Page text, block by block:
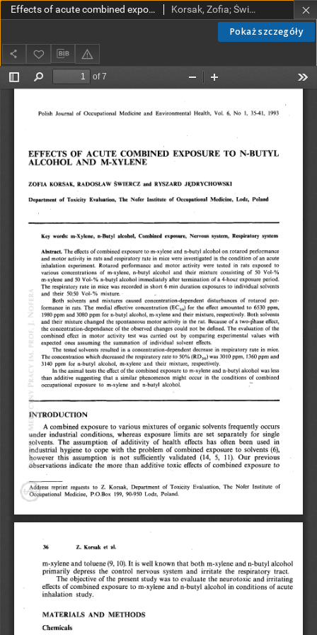
Pokaż szczegóły
Effects of acute combined exposure to n-butyl alcohol and m-xylene Korsak, Zofia; Świercz, Radosław; Jędrychowski, Ryszard